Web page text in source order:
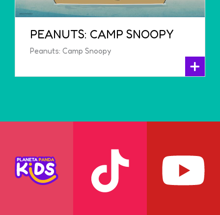
PEANUTS: CAMP SNOOPY
Peanuts: Camp Snoopy
+